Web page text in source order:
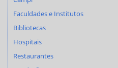
Faculdades e Institutos
Bibliotecas
Hospitais
Restaurantes